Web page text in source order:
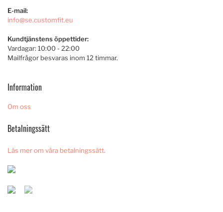
E-mail:
info@se.customfit.eu
Kundtjänstens öppettider:
Vardagar: 10:00 - 22:00
Mailfrågor besvaras inom 12 timmar.
Information
Om oss
Betalningssätt
Läs mer om våra betalningssätt.